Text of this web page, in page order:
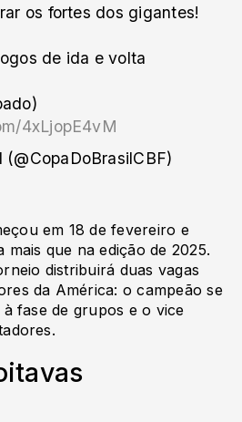
os fortes dos gigantes!
de ida e volta
4xLjopE4vM
em 18 de fevereiro e
mais que na edição de 2025.
distribuirá duas vagas
da América: o campeão se
fase de grupos e o vice